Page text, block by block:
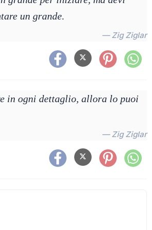
un grande.
— Zig Ziglar
in ogni dettaglio, allora lo puoi
— Zig Ziglar